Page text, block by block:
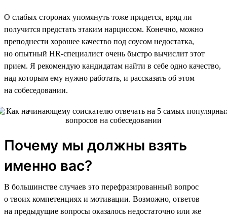
О слабых сторонах упомянуть тоже придется, вряд ли
получится предстать этаким нарциссом. Конечно, можно
преподнести хорошее качество под соусом недостатка,
но опытный HR-специалист очень быстро вычислит этот
прием. Я рекомендую кандидатам найти в себе одно качество,
над которым ему нужно работать, и рассказать об этом
на собеседовании.
Почему мы должны взять
именно вас?
В большинстве случаев это перефразированный вопрос
о твоих компетенциях и мотивации. Возможно, ответов
на предыдущие вопросы оказалось недостаточно или же